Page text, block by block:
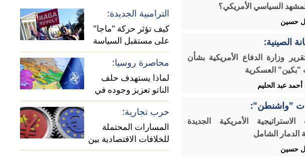
السياسي الأمريكي؟
حسين
الصينية:
وزارة الدفاع الأمريكية بشأن
"بكين" العسكرية
أحمد عبد الحليم
"واشنطن":
الاستراتيجية الأمريكية الجديدة
الدمار الشامل
حسين
الترامبية الجديدة:
كيف تؤثر حركة "ماجا"
على مستقبل السياسة
الأمريكية في أفريقيا؟
محاصرة روسيا:
لماذا يستهدف حلف
الناتو تعزيز وجوده في
منطقة القوقاز؟
حرب تجارية:
المسارات المحتملة
للخلافات الاقتصادية بين
الصين وأوروبا